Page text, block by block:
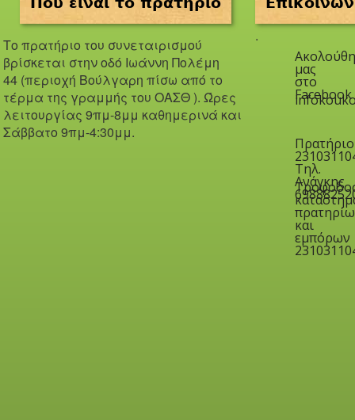
Το πρατήριο του συνεταιρισμού
βρίσκεται στην οδό Iωάννη Πολέμη
44 (περιοχή Βούλγαρη πίσω από το
τέρμα της γραμμής του ΟΑΣΘ ). Ώρες
λειτουργίας 9πμ-8μμ καθημερινά και
Σάββατο 9πμ-4:30μμ.
.
μας
στο
Facebook
Πρατήριο
Τηλ.
Ανάγκης
και
εμπόρων